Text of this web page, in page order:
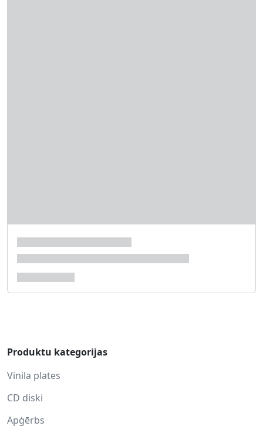
Produktu kategorijas
Vinila plates
CD diski
Apģērbs